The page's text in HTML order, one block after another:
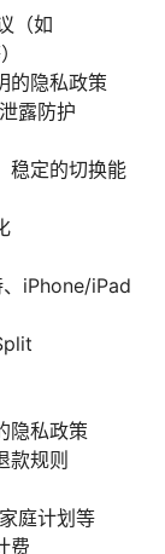
（如
的隐私政策
露防护
稳定的切换能
iPhone/iPad
隐私政策
款规则
庭计划等
费